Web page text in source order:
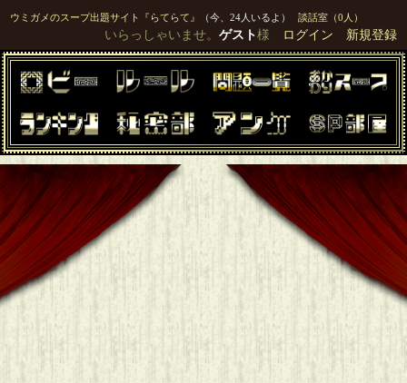
ウミガメのスープ出題サイト『らてらて』 （今、24人いるよ） 談話室（0人）
いらっしゃいませ。 ゲスト様 ログイン 新規登録